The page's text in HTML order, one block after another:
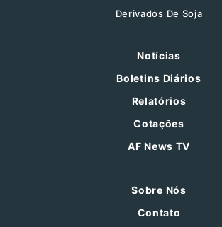
Derivados De Soja
Notícias
Boletins Diários
Relatórios
Cotações
AF News TV
Sobre Nós
Contato